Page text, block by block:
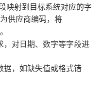
映射到目标系统对应的字
供应商编码，将
，对日期、数字等字段进
据，如缺失值或格式错